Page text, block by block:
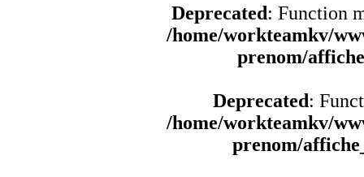
Deprecated: Function
/home/workteamkv/
prenom/
Deprecated:
/home/workteamkv/
prenom/